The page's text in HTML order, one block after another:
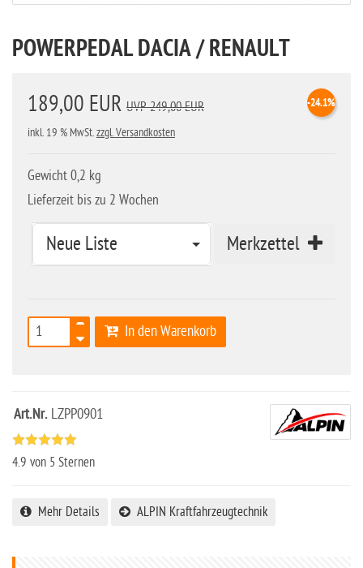
POWERPEDAL DACIA / RENAULT
189,00 EUR -24.1%
UVP 249,00 EUR
inkl. 19 % MwSt.zzgl. Versandkosten
Gewicht 0,2 kg
Lieferzeit bis zu 2 Wochen
Neue Liste Merkzettel
In den Warenkorb
Art.Nr. LZPP0901
4.9 von 5 Sternen
Mehr Details ALPIN Kraftfahrzeugtechnik